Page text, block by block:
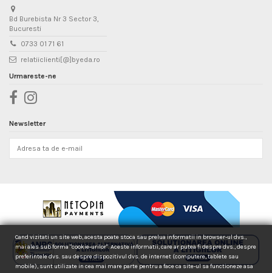
Bd Burebista Nr 3 Sector 3,
Bucuresti
0733 01 71 61
relatiiclienti[@]byeda.ro
Urmareste-ne
Newsletter
Cand vizitati un site web, acesta poate stoca sau prelua informatii in browser-ul dvs.,
mai ales sub forma "cookie-urilor". Aceste informatii, care ar putea fi despre dvs., despre
preferintele dvs. sau despre dispozitivul dvs. de internet (computere, tablete sau
mobile), sunt utilizate in cea mai mare parte pentru a face ca site-ul sa functioneze asa